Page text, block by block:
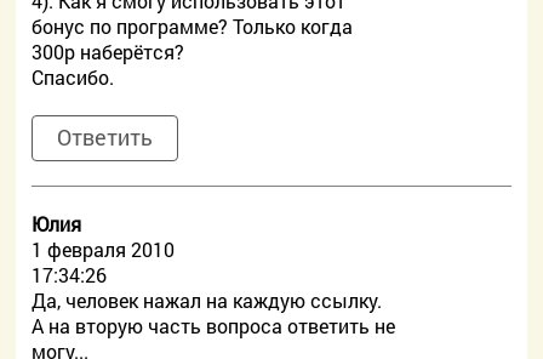
бонус по программе? Только когда
300р наберётся?
Спасибо.
Ответить
Юлия
1 февраля 2010
17:34:26
Да, человек нажал на каждую ссылку.
А на вторую часть вопроса ответить не
могу...